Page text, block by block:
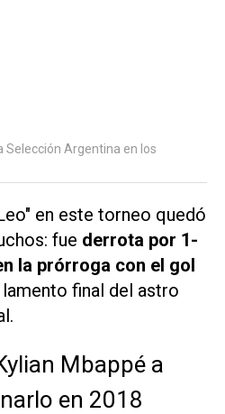
Selección Argentina en los
en este torneo quedó
fue derrota por 1-
la prórroga con el gol
final del astro
Mbappé a
en 2018